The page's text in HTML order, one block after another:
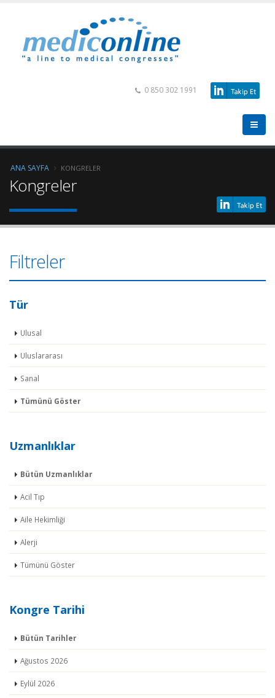
0 850 302 1991
ANA SAYFA KONGRELER
Kongreler
Filtreler
Tür
Ulusal
Uluslararası
Sanal
Tümünü Göster
Uzmanlıklar
Bütün Uzmanlıklar
Acil Tıp
Aile Hekimliği
Alerji
Tümünü Göster
Kongre Tarihi
Bütün Tarihler
Ağustos 2026
Eylül 2026